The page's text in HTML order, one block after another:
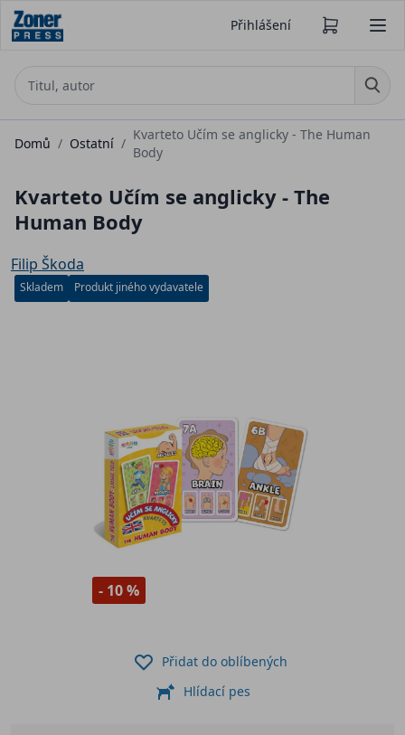
Přihlášení
Domů / Ostatní /
Kvarteto Učím se anglicky - The Human
Body
Kvarteto Učím se anglicky - The
Human Body
Filip Škoda
Skladem Produkt jiného vydavatele
- 10 %
Přidat do oblíbených
Hlídací pes